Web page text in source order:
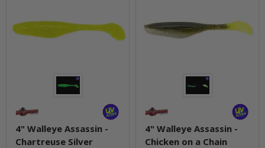
4" Walleye Assassin -
Chartreuse Silver
4" Walleye Assassin -
Chicken on a Chain